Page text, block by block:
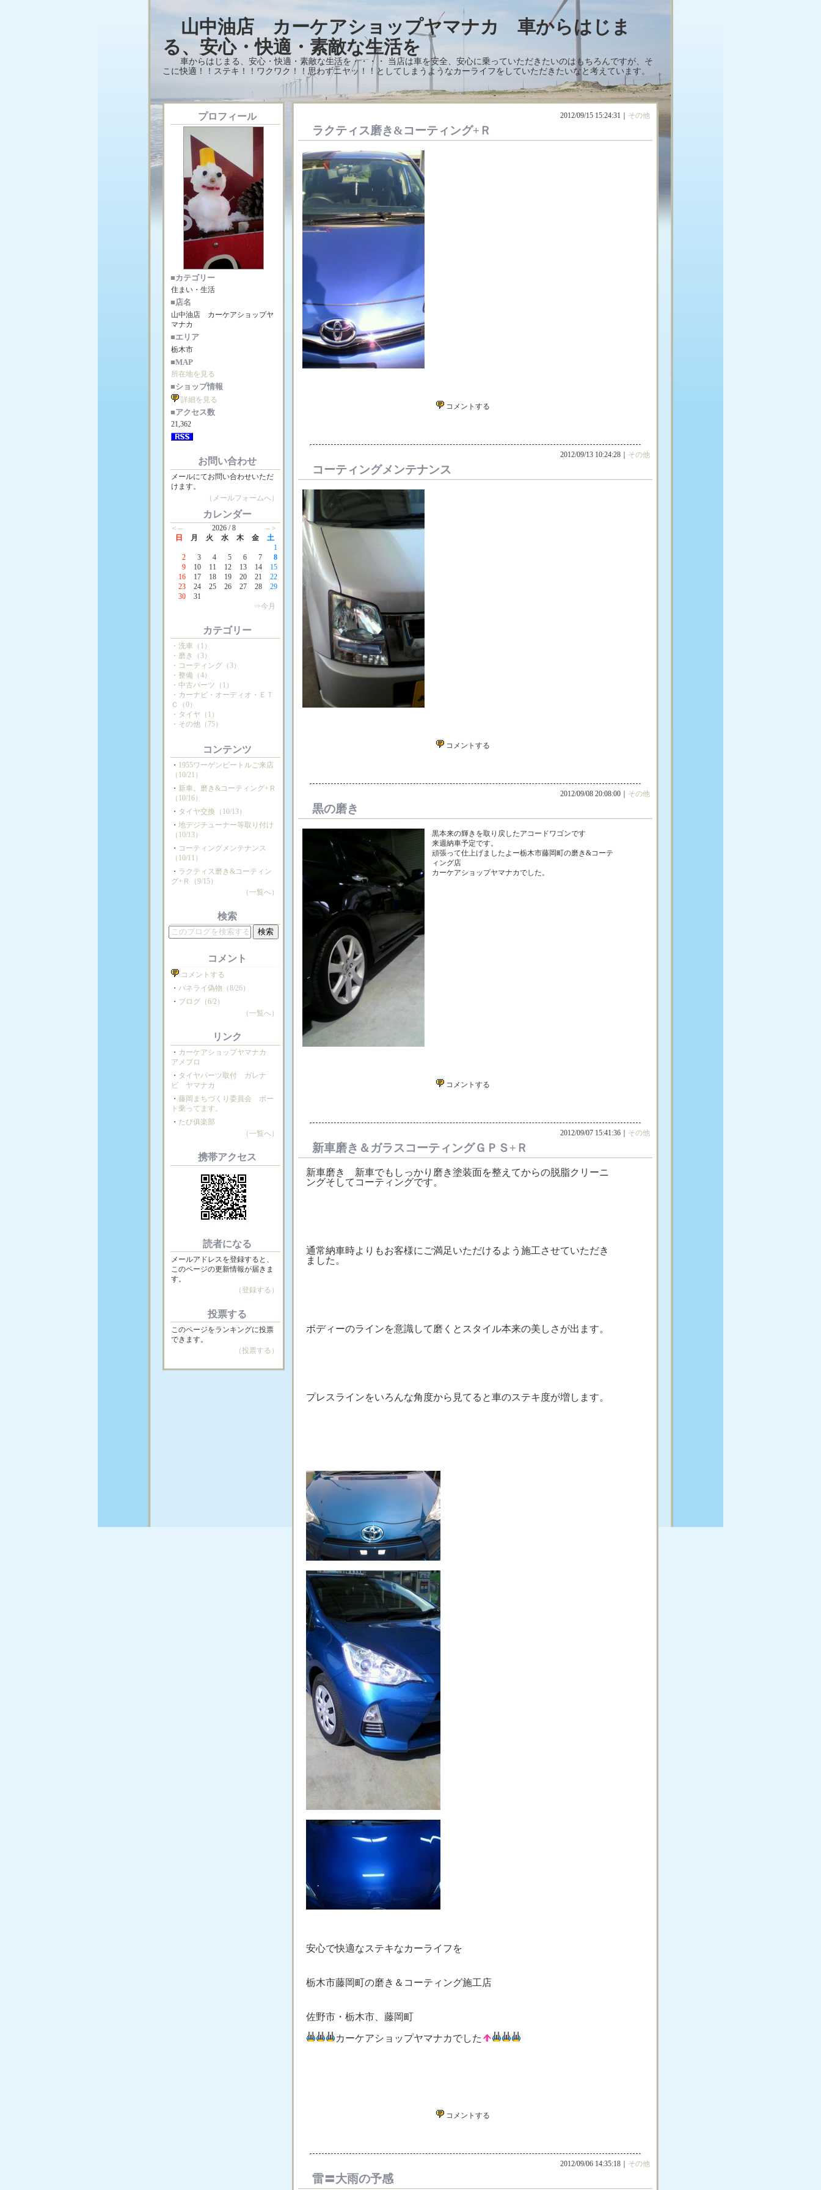
山中油店 カーケアショップヤマナカ 車からはじま
る、安心・快適・素敵な生活を
車からはじまる、安心・快適・素敵な生活を・・・・ 当店は車を安全、安心に乗っていただきたいのはもちろんですが、そ
こに快適！！ステキ！！ワクワク！！思わずニヤッ！！としてしまうようなカーライフをしていただきたいなと考えています。
プロフィール
■カテゴリー
住まい・生活
■店名
山中油店 カーケアショップヤ
マナカ
■エリア
栃木市
■MAP
所在地を見る
■ショップ情報
詳細を見る
■アクセス数
21,362
お問い合わせ
メールにてお問い合わせいただ
けます。
（メールフォームへ）
カレンダー
＜-- 2026 / 8
--＞
日
月 火 水 木 金
土
1
2
3 4 5 6 7
8
9
10 11 12 13 14
15
16
17 18 19 20 21
22
23
24 25 26 27 28
29
30
31
⇒今月
カテゴリー
・洗車（1）
・磨き（3）
・コーティング（3）
・整備（4）
・中古パーツ（1）
・カーナビ・オーディオ・ＥＴ
Ｃ（0）
・タイヤ（1）
・その他（75）
コンテンツ
・ 1955ワーゲンビートルご来店
（10/21）
・ 新車。磨き&コーティング+Ｒ
（10/16）
・ タイヤ交換（10/13）
・地デジチューナー等取り付け
（10/13）
・ コーティングメンテナンス
（10/11）
・ ラクティス磨き&コーティン
グ+Ｒ（9/15）
（一覧へ）
検索
コメント
コメントする
・パネライ偽物（8/26）
・ ブログ（6/2）
（一覧へ）
リンク
・ カーケアショップヤマナカ
アメブロ
・ タイヤパーツ取付 ガレナ
ビ ヤマナカ
・藤岡まちづくり委員会 ボー
ト乗ってます。
・ たび俱楽部
（一覧へ）
携帯アクセス
読者になる
メールアドレスを登録すると、
このページの更新情報が届きま
す。
（登録する）
投票する
このページをランキングに投票
できます。
（投票する）
2012/09/15 15:24:31｜ その他
ラクティス磨き&コーティング+Ｒ
コメントする
2012/09/13 10:24:28｜ その他
コーティングメンテナンス
コメントする
2012/09/08 20:08:00｜ その他
黒の磨き
黒本来の輝きを取り戻したアコードワゴンです
来週納車予定です。
頑張って仕上げましたよー栃木市藤岡町の磨き&コーテ
ィング店
カーケアショップヤマナカでした。
コメントする
2012/09/07 15:41:36｜ その他
新車磨き＆ガラスコーティングＧＰＳ+Ｒ
新車磨き 新車でもしっかり磨き塗装面を整えてからの脱脂クリーニ
ングそしてコーティングです。
通常納車時よりもお客様にご満足いただけるよう施工させていただき
ました。
ボディーのラインを意識して磨くとスタイル本来の美しさが出ます。
プレスラインをいろんな角度から見てると車のステキ度が増します。
安心で快適なステキなカーライフを
栃木市藤岡町の磨き＆コーティング施工店
佐野市・栃木市、藤岡町
カーケアショップヤマナカでした
コメントする
2012/09/06 14:35:18｜ その他
雷〓大雨の予感